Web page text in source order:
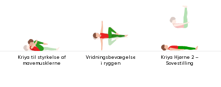
Kriya til styrkelse af
mavemusklerne
Vridningsbevægelse
i ryggen
Kriya Hjørne 2 –
Sovestilling